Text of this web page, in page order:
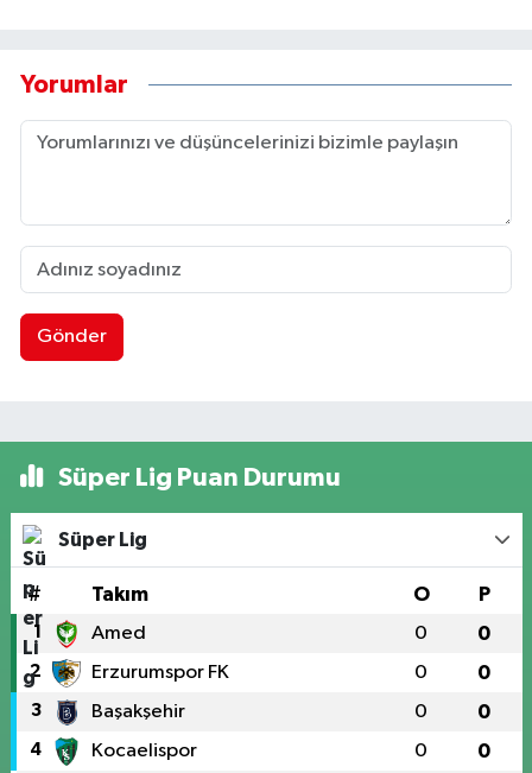
Yorumlar
Gönder
Süper Lig Puan Durumu
Süper Lig
# Takım O P
1 Amed 0 0
2 Erzurumspor FK 0 0
3 Başakşehir 0 0
4 Kocaelispor 0 0